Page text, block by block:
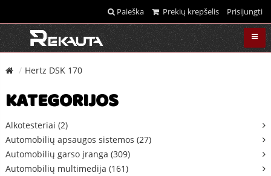
Paieška Prekių krepšelis Prisijungti
Hertz DSK 170
KATEGORIJOS
Alkotesteriai (2)
Automobilių apsaugos sistemos (27)
Automobilių garso įranga (309)
Automobilių multimedija (161)